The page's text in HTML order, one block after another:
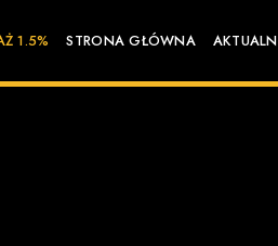
1.5% STRONA GŁÓWNA